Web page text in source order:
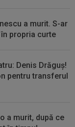
transferul lui
”nebunie”
a murit. S-ar
propria curte
Denis Drăguș!
pentru transferul
a murit, după ce